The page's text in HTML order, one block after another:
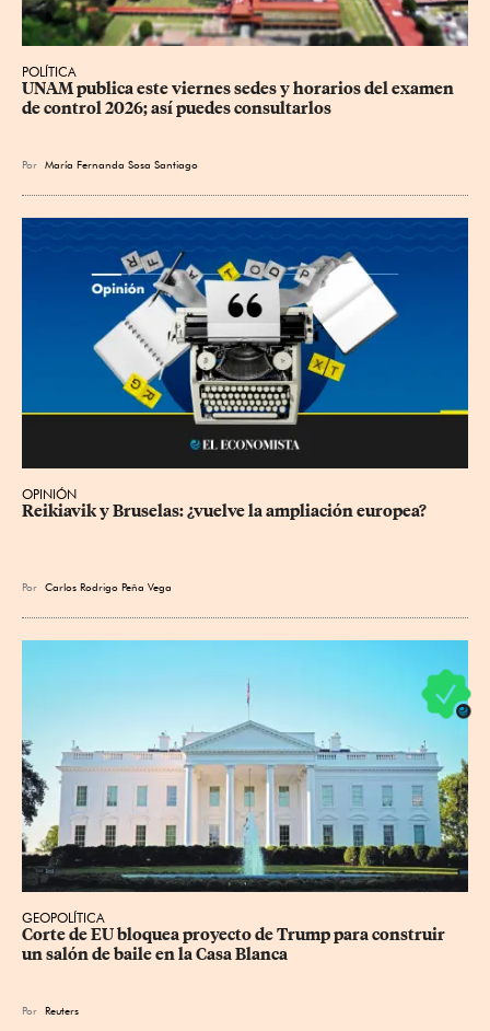
POLÍTICA
UNAM publica este viernes sedes y horarios del examen
de control 2026; así puedes consultarlos
Por María Fernanda Sosa Santiago
OPINIÓN
Reikiavik y Bruselas: ¿vuelve la ampliación europea?
Por Carlos Rodrigo Peña Vega
GEOPOLÍTICA
Corte de EU bloquea proyecto de Trump para construir
un salón de baile en la Casa Blanca
Por Reuters